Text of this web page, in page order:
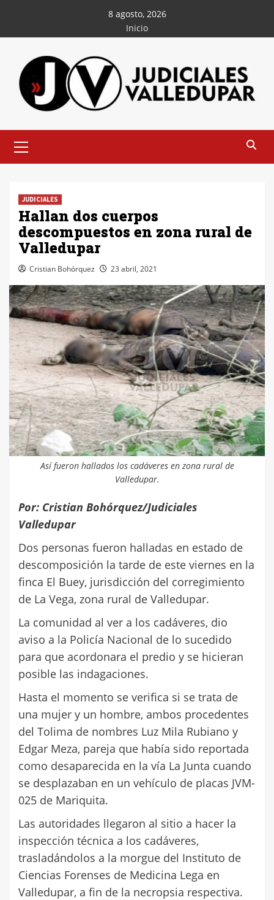
contenido
8 agosto, 2026
Inicio
principal
JUDICIALES
Hallan dos cuerpos
descompuestos en zona rural de
Valledupar
Cristian Bohórquez 23 abril, 2021
Así fueron hallados los cadáveres en zona rural de
Valledupar.
Por: Cristian Bohórquez/Judiciales
Valledupar
Dos personas fueron halladas en estado de
descomposición la tarde de este viernes en la
finca El Buey, jurisdicción del corregimiento
de La Vega, zona rural de Valledupar.
La comunidad al ver a los cadáveres, dio
aviso a la Policía Nacional de lo sucedido
para que acordonara el predio y se hicieran
posible las indagaciones.
Hasta el momento se verifica si se trata de
una mujer y un hombre, ambos procedentes
del Tolima de nombres Luz Mila Rubiano y
Edgar Meza, pareja que había sido reportada
como desaparecida en la vía La Junta cuando
se desplazaban en un vehículo de placas JVM-
025 de Mariquita.
Las autoridades llegaron al sitio a hacer la
inspección técnica a los cadáveres,
trasladándolos a la morgue del Instituto de
Ciencias Forenses de Medicina Lega en
Valledupar, a fin de la necropsia respectiva.